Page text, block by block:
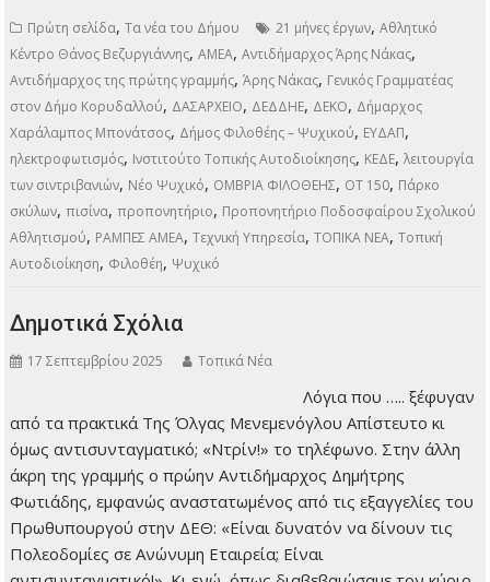
Πρώτη σελίδα,Τα νέα του Δήμου 21 μήνες έργων,Αθλητικό
Κέντρο Θάνος Βεζυργιάννης,ΑΜΕΑ,Αντιδήμαρχος Άρης Νάκας,
Αντιδήμαρχος της πρώτης γραμμής,Άρης Νάκας, Γενικός Γραμματέας
στον Δήμο Κορυδαλλού, ΔΑΣΑΡΧΕΙΟ, ΔΕΔΔΗΕ, ΔΕΚΟ, Δήμαρχος
Χαράλαμπος Μπονάτσος, Δήμος Φιλοθέης – Ψυχικού, ΕΥΔΑΠ,
ηλεκτροφωτισμός, Ινστιτούτο Τοπικής Αυτοδιοίκησης, ΚΕΔΕ,λειτουργία
των σιντριβανιών, Νέο Ψυχικό, ΟΜΒΡΙΑ ΦΙΛΟΘΕΗΣ, ΟΤ 150, Πάρκο
σκύλων,πισίνα,προπονητήριο, Προπονητήριο Ποδοσφαίρου Σχολικού
Αθλητισμού, ΡΑΜΠΕΣ ΑΜΕΑ,Τεχνική Υπηρεσία,ΤΟΠΙΚΑ ΝΕΑ,Τοπική
Αυτοδιοίκηση, Φιλοθέη, Ψυχικό
Δημοτικά Σχόλια
17 Σεπτεμβρίου 2025 Τοπικά Νέα
Λόγια που ….. ξέφυγαν
από τα πρακτικά Της
Όλγας Μενεμενόγλου
Απίστευτο κι όμως
αντισυνταγματικό;
«Ντρίν!» το τηλέφωνο.
Στην άλλη άκρη της